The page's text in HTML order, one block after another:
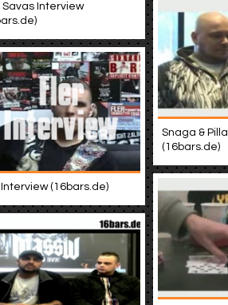
Savas Interview
Snaga &
(16bars.de)
Interview (16bars.de)